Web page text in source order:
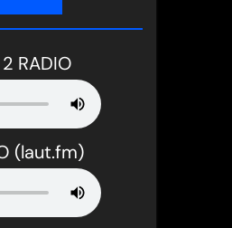
RADIO
(laut.fm)